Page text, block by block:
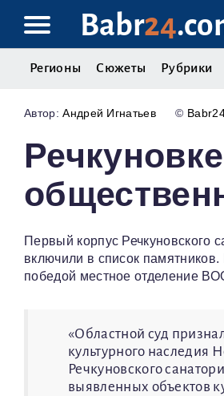
Babr24
Регионы Сюжеты Рубрики
Андрей Игнатьев ©
Первый корпус Речкуновского
включили в список
победой местное отделение
«Областной суд
культурного наследия
Речкуновского
выявленных объектов